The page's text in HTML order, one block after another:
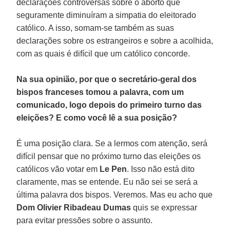
declarações controversas sobre o aborto que
seguramente diminuíram a simpatia do eleitorado
católico. A isso, somam-se também as suas
declarações sobre os estrangeiros e sobre a acolhida,
com as quais é difícil que um católico concorde.
Na sua opinião, por que o secretário-geral dos
bispos franceses tomou a palavra, com um
comunicado, logo depois do primeiro turno das
eleições? E como você lê a sua posição?
É uma posição clara. Se a lermos com atenção, será
difícil pensar que no próximo turno das eleições os
católicos vão votar em Le Pen. Isso não está dito
claramente, mas se entende. Eu não sei se será a
última palavra dos bispos. Veremos. Mas eu acho que
Dom Olivier Ribadeau Dumas quis se expressar
para evitar pressões sobre o assunto.